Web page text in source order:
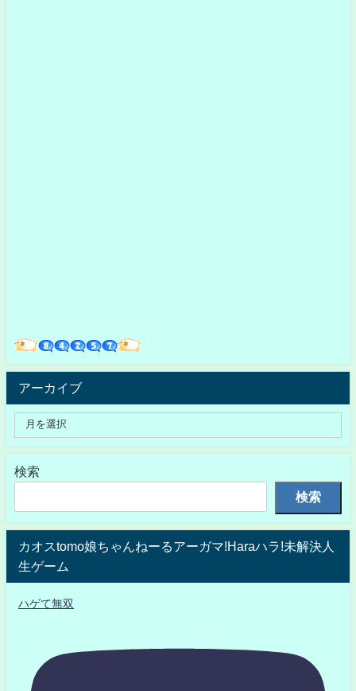
アーカイブ
検索
検索
カオスtomo娘ちゃんねーるアーガマ!Haraハラ!未解決人
生ゲーム
ハゲて無双